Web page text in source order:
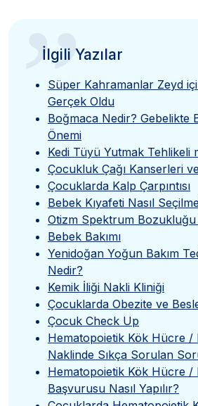
”
İlgili Yazılar
Süper Kahramanlar Zeyd
Gerçek Oldu
Boğmaca Nedir? Gebelikte
Önemi
Kedi Tüyü Yutmak Tehlikeli
Çocukluk Çağı Kanserleri
Çocuklarda Kalp Çarpıntısı
Bebek Kıyafeti Nasıl
Otizm Spektrum Bozukluğu
Bebek Bakımı
Yenidoğan Yoğun Bakım
Nedir?
Kemik İliği Nakli Kliniği
Çocuklarda Obezite ve
Çocuk Check Up
Hematopoietik Kök Hücre /
Naklinde Sıkça Sorulan
Hematopoietik Kök Hücre /
Başvurusu Nasıl Yapılır?